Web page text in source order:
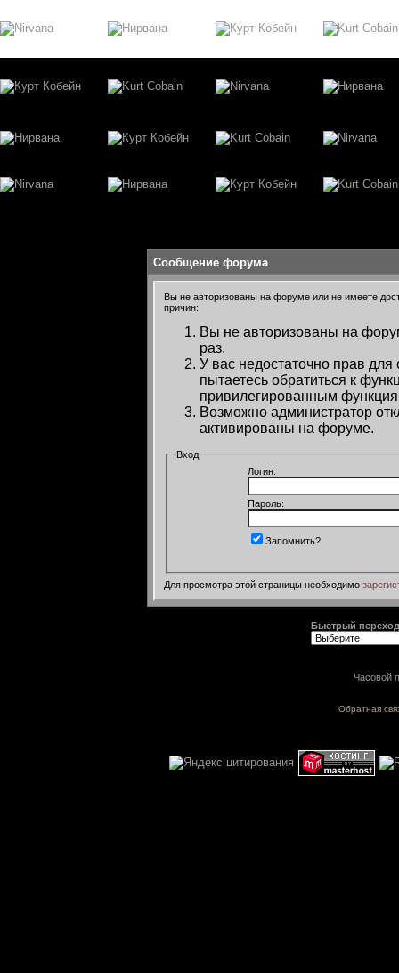
Сообщение форума
Вы не авторизованы на форуме или не имеете
причин:
Вы не авторизованы на
раз.
У вас недостаточно прав
пытаетесь обратиться к
привилегированным
Возможно администратор
активированы на форуме.
Вход
Логин:
Пароль:
Запомнить?
Для просмотра этой страницы необходимо
Быстрый переход
Часовой
Обратная